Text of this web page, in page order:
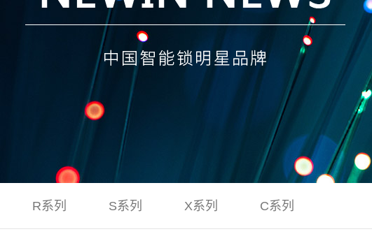
R系列 S系列 X系列 C系列